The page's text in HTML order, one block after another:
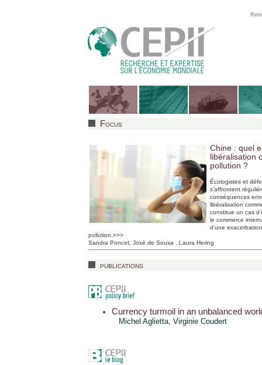
Focus
Chine : quel
libéralisation
pollution ?
Écologistes et
s’affrontent
conséquences
libéralisation
constitue un cas
le commerce
d’une
pollution. >>>
Sandra Poncet , José de Sousa , Laura Hering
publications
Currency turmoil in an unbalanced
Michel Aglietta, Virginie Coudert